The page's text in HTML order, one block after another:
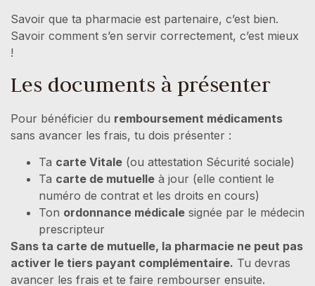
Savoir que ta pharmacie est partenaire, c’est bien.
Savoir comment s’en servir correctement, c’est mieux
!
Les documents à présenter
Pour bénéficier du remboursement médicaments
sans avancer les frais, tu dois présenter :
Ta carte Vitale (ou attestation Sécurité sociale)
Ta carte de mutuelle à jour (elle contient le
numéro de contrat et les droits en cours)
Ton ordonnance médicale signée par le médecin
prescripteur
Sans ta carte de mutuelle, la pharmacie ne peut pas
activer le tiers payant complémentaire. Tu devras
avancer les frais et te faire rembourser ensuite.